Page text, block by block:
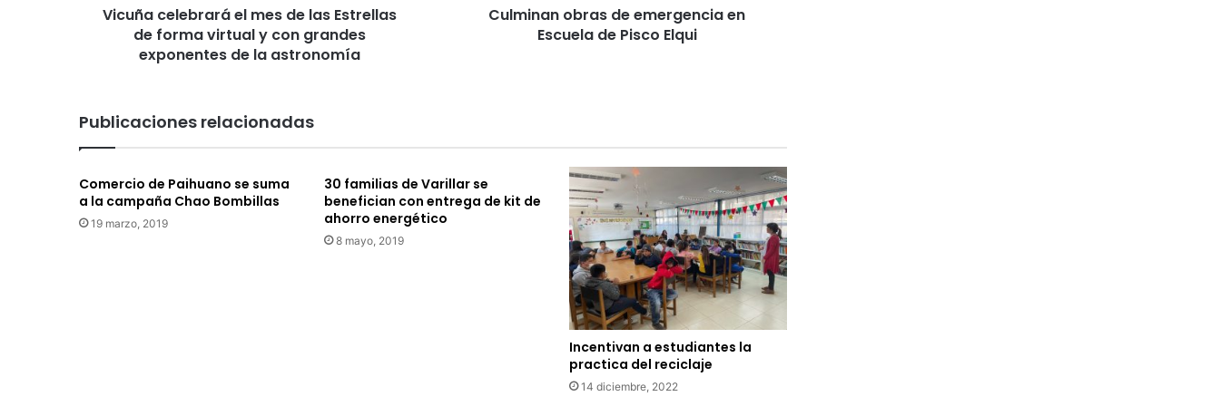
virtual
la
astronomía
Vicuña celebrará el mes de las Estrellas
de forma virtual y con grandes
exponentes de la astronomía
Culminan obras de emergencia en
Escuela de Pisco Elqui
Publicaciones relacionadas
Comercio de Paihuano se suma
a la campaña Chao Bombillas
19 marzo, 2019
30 familias de Varillar se
benefician con entrega de kit de
ahorro energético
8 mayo, 2019
Incentivan a estudiantes la
practica del reciclaje
14 diciembre, 2022